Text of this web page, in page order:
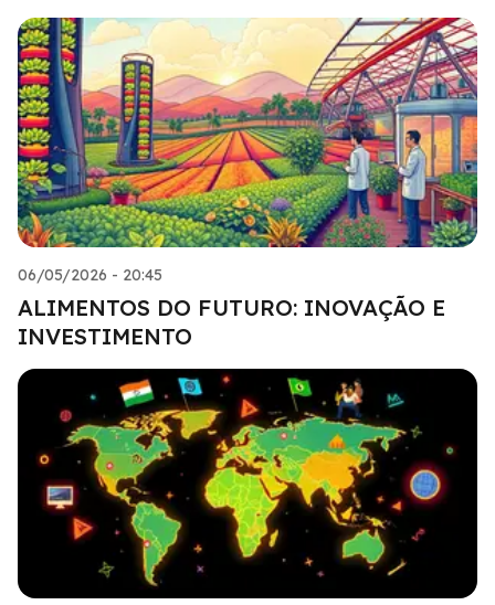
06/05/2026 - 20:45
ALIMENTOS DO FUTURO: INOVAÇÃO E
INVESTIMENTO